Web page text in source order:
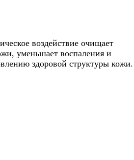
воздействие очищает
уменьшает воспаления и
здоровой структуры кожи.